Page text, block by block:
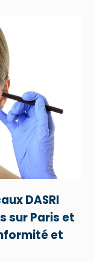
DASRI
sur Paris et
et